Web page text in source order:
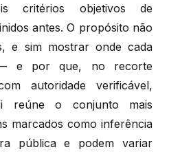
critérios objetivos de
antes. O propósito não
e sim mostrar onde cada
e por que, no recorte
autoridade verificável,
reúne o conjunto mais
marcados como inferência
pública e podem variar